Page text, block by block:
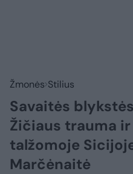
Žmonės Stilius
Savaitės
Žičiaus trauma
talžomoje
Marčėnaitė